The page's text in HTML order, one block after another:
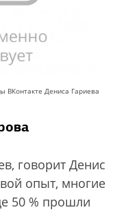
ВКонтакте Дениса Гариева
говорит Денис
опыт, многие
50 % прошли